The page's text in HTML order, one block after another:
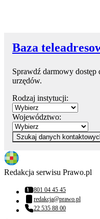
Baza
Sprawdź darmowy dostęp
urzędów.
Rodzaj instytucji:
Województwo:
Szukaj danych
Redakcja serwisu Prawo.pl
Numer telefonu:
801 04 45 45
Adres email:
redakcja@prawo.pl
Numer telefonu:
22 535 88 00